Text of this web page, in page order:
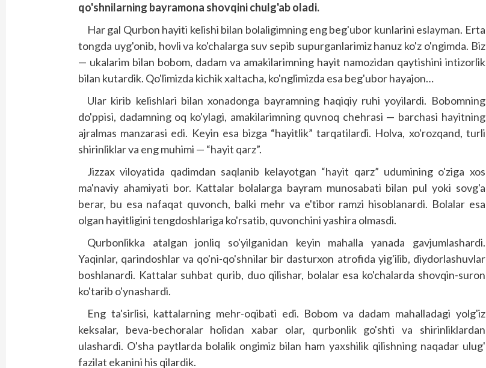
qo'shnilarning bayramona shovqini chulg'ab oladi.
Har gal Qurbon hayiti kelishi bilan bolaligimning eng beg'ubor kunlarini eslayman. Erta
tongda uyg'onib, hovli va ko'chalarga suv sepib supurganlarimiz hanuz ko'z o'ngimda. Biz
— ukalarim bilan bobom, dadam va amakilarimning hayit namozidan qaytishini intizorlik
bilan kutardik. Qo'limizda kichik xaltacha, ko'nglimizda esa beg'ubor hayajon…
Ular kirib kelishlari bilan xonadonga bayramning haqiqiy ruhi yoyilardi. Bobomning
do'ppisi, dadamning oq ko'ylagi, amakilarimning quvnoq chehrasi — barchasi hayitning
ajralmas manzarasi edi. Keyin esa bizga “hayitlik” tarqatilardi. Holva, xo'rozqand, turli
shirinliklar va eng muhimi — “hayit qarz”.
Jizzax viloyatida qadimdan saqlanib kelayotgan “hayit qarz” udumining o'ziga xos
ma'naviy ahamiyati bor. Kattalar bolalarga bayram munosabati bilan pul yoki sovg'a
berar, bu esa nafaqat quvonch, balki mehr va e'tibor ramzi hisoblanardi. Bolalar esa
olgan hayitligini tengdoshlariga ko'rsatib, quvonchini yashira olmasdi.
Qurbonlikka atalgan jonliq so'yilganidan keyin mahalla yanada gavjumlashardi.
Yaqinlar, qarindoshlar va qo'ni-qo'shnilar bir dasturxon atrofida yig'ilib, diydorlashuvlar
boshlanardi. Kattalar suhbat qurib, duo qilishar, bolalar esa ko'chalarda shovqin-suron
ko'tarib o'ynashardi.
Eng ta'sirlisi, kattalarning mehr-oqibati edi. Bobom va dadam mahalladagi yolg'iz
keksalar, beva-bechoralar holidan xabar olar, qurbonlik go'shti va shirinliklardan
ulashardi. O'sha paytlarda bolalik ongimiz bilan ham yaxshilik qilishning naqadar ulug'
fazilat ekanini his qilardik.